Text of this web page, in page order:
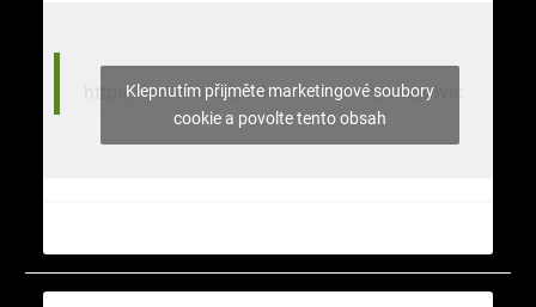
https://www.facebook.com/stromy.celakovic
Klepnutím přijměte marketingové soubory
cookie a povolte tento obsah